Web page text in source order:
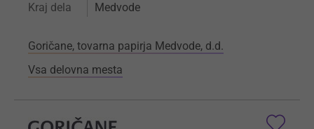
Kraj dela Medvode
Goričane, tovarna papirja Medvode, d.d.
Vsa delovna mesta